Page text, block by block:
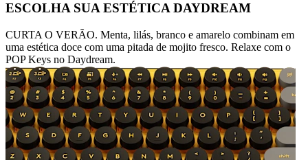
ESCOLHA SUA ESTÉTICA DAYDREAM
CURTA O VERÃO. Menta, lilás, branco e amarelo combinam em
uma estética doce com uma pitada de mojito fresco. Relaxe com o
POP Keys no Daydream.